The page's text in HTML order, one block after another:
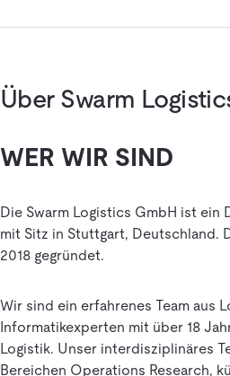
Über Swarm
WER WIR SIND
Die Swarm Logistics GmbH ist ein
mit Sitz in Stuttgart, Deutschland.
2018 gegründet.
Wir sind ein erfahrenes Team aus
Informatikexperten mit über 18
Logistik. Unser interdisziplinäres
Bereichen Operations Research,